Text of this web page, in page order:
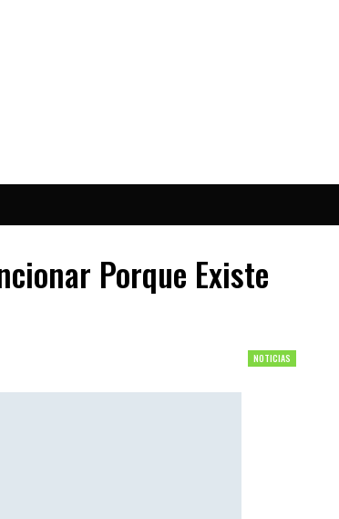
Porque Existe
NOTICIAS